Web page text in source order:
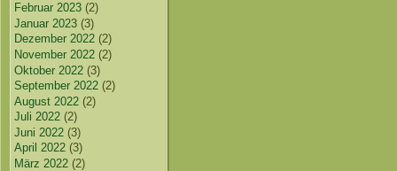
Februar 2023 (2)
Januar 2023 (3)
Dezember 2022 (2)
November 2022 (2)
Oktober 2022 (3)
September 2022 (2)
August 2022 (2)
Juli 2022 (2)
Juni 2022 (3)
April 2022 (3)
März 2022 (2)